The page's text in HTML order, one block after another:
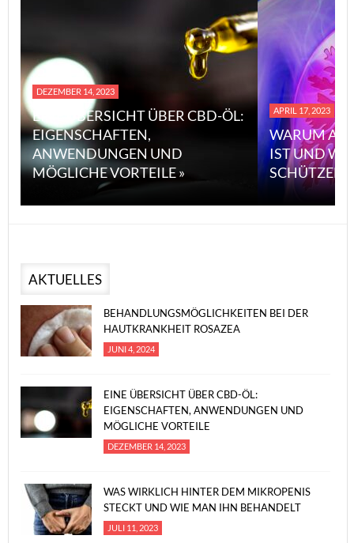
DEZEMBER 14, 2023
EINE ÜBERSICHT ÜBER CBD-ÖL:
EIGENSCHAFTEN,
ANWENDUNGEN UND
MÖGLICHE VORTEILE »
APRIL 17, 2023
WARUM
IST UND
SCHÜTZEN
AKTUELLES
BEHANDLUNGSMÖGLICHKEITEN BEI DER
HAUTKRANKHEIT ROSAZEA
JUNI 4, 2024
EINE ÜBERSICHT ÜBER CBD-ÖL:
EIGENSCHAFTEN, ANWENDUNGEN UND
MÖGLICHE VORTEILE
DEZEMBER 14, 2023
WAS WIRKLICH HINTER DEM MIKROPENIS
STECKT UND WIE MAN IHN BEHANDELT
JULI 11, 2023